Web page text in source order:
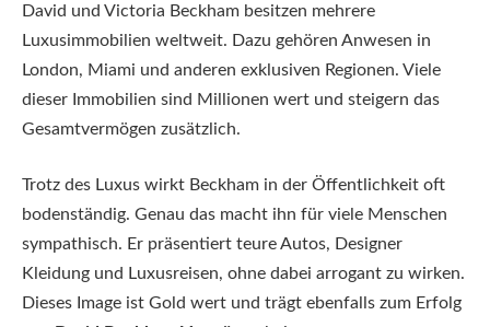
David und Victoria Beckham besitzen mehrere
Luxusimmobilien weltweit. Dazu gehören Anwesen in
London, Miami und anderen exklusiven Regionen. Viele
dieser Immobilien sind Millionen wert und steigern das
Gesamtvermögen zusätzlich.
Trotz des Luxus wirkt Beckham in der Öffentlichkeit oft
bodenständig. Genau das macht ihn für viele Menschen
sympathisch. Er präsentiert teure Autos, Designer
Kleidung und Luxusreisen, ohne dabei arrogant zu wirken.
Dieses Image ist Gold wert und trägt ebenfalls zum Erfolg